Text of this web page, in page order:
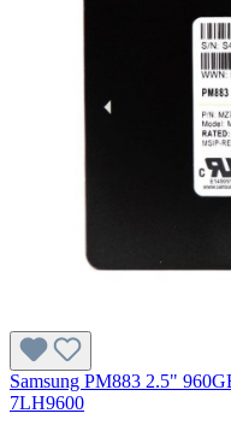
Samsung PM883 2.5"
7LH9600